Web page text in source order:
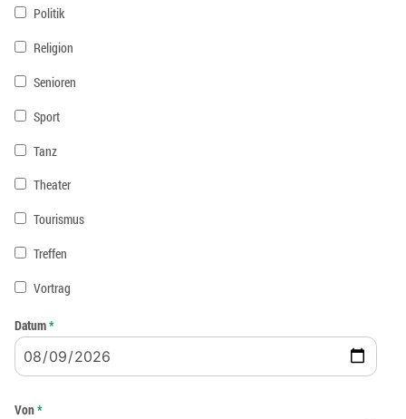
Politik
Religion
Senioren
Sport
Tanz
Theater
Tourismus
Treffen
Vortrag
Datum*
Von*